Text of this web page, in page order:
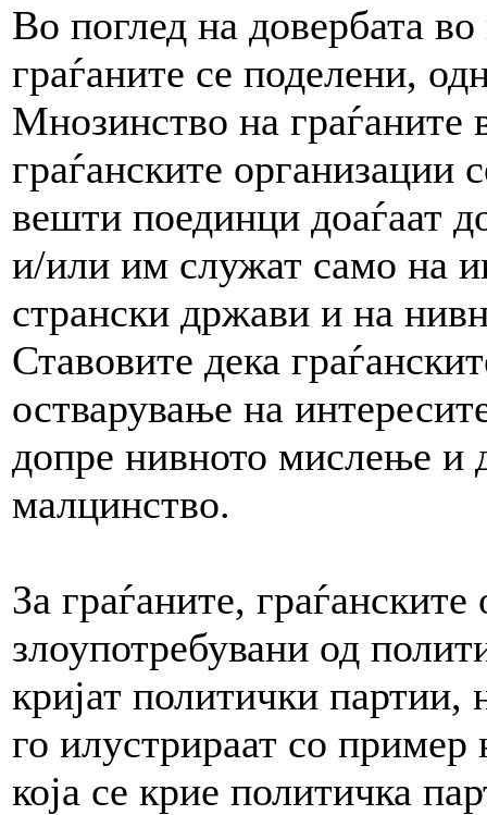
Во поглед на довербата
граѓаните се поделени,
Мнозинство на граѓаните
граѓанските организации
вешти поединци доаѓаат
и/или им служат само на
странски држави и на
Ставовите дека
остварување на
допре нивното мислење и
малцинство.
За граѓаните,
злоупотребувани од
кријат политички
го илустрираат со пример
која се крие политичка